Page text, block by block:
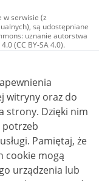
w serwisie (z
są udostępniane
uznanie autorstwa
(CC BY-SA 4.0).
zdjęcia, materiały
na licencji typu
użycie
4.0 (CC BY-
inaczej.
witryny oraz do
nim
potrzeb
że
cookie mogą
urządzenia lub